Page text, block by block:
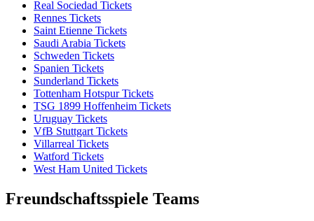
Real Sociedad Tickets
Rennes Tickets
Saint Etienne Tickets
Saudi Arabia Tickets
Schweden Tickets
Spanien Tickets
Sunderland Tickets
Tottenham Hotspur Tickets
TSG 1899 Hoffenheim Tickets
Uruguay Tickets
VfB Stuttgart Tickets
Villarreal Tickets
Watford Tickets
West Ham United Tickets
Freundschaftsspiele Teams